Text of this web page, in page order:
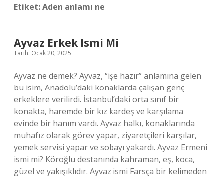
Etiket:Aden anlamı ne
Ayvaz Erkek Ismi Mi
Tarih: Ocak 20, 2025
Ayvaz ne demek? Ayvaz, “işe hazır” anlamına gelen
bu isim, Anadolu’daki konaklarda çalışan genç
erkeklere verilirdi. İstanbul’daki orta sınıf bir
konakta, haremde bir kız kardeş ve karşılama
evinde bir hanım vardı. Ayvaz halkı, konaklarında
muhafız olarak görev yapar, ziyaretçileri karşılar,
yemek servisi yapar ve sobayı yakardı. Ayvaz Ermeni
ismi mi? Köroğlu destanında kahraman, eş, koca,
güzel ve yakışıklıdır. Ayvaz ismi Farsça bir kelimeden